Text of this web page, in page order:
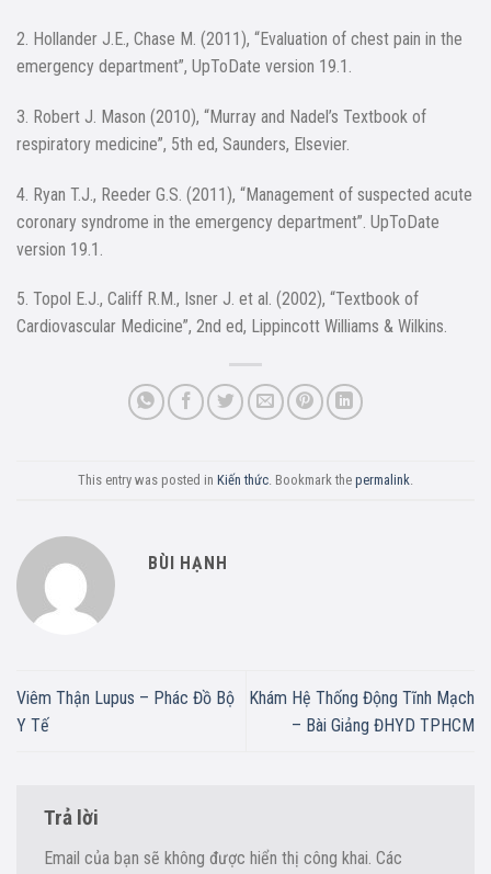
2. Hollander J.E., Chase M. (2011), “Evaluation of chest pain in the
emergency department”, UpToDate version 19.1.
3. Robert J. Mason (2010), “Murray and Nadel’s Textbook of
respiratory medicine”, 5th ed, Saunders, Elsevier.
4. Ryan T.J., Reeder G.S. (2011), “Management of suspected acute
coronary syndrome in the emergency department”. UpToDate
version 19.1.
5. Topol E.J., Califf R.M., Isner J. et al. (2002), “Textbook of
Cardiovascular Medicine”, 2nd ed, Lippincott Williams & Wilkins.
This entry was posted in Kiến thức . Bookmark the permalink
BÙI HẠNH
Viêm Thận Lupus – Phác Đồ Bộ
Y Tế
Khám Hệ Thống Động Tĩnh Mạch
– Bài Giảng ĐHYD TPHCM
Trả lời
Email của bạn sẽ không được hiển thị công khai. Các